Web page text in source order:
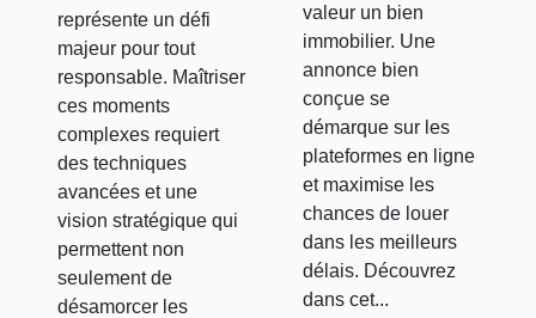
représente un défi
majeur pour tout
responsable. Maîtriser
ces moments
complexes requiert
des techniques
avancées et une
vision stratégique qui
permettent non
seulement de
désamorcer les
valeur un bien
immobilier. Une
annonce bien
conçue se
démarque sur les
plateformes en ligne
et maximise les
chances de louer
dans les meilleurs
délais. Découvrez
dans cet...